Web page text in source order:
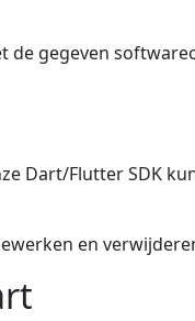
de gegeven
Dart/Flutter SDK
en